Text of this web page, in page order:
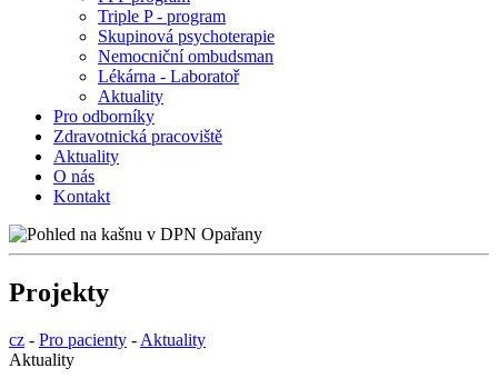
Triple P - program
Skupinová psychoterapie
Nemocniční ombudsman
Lékárna - Laboratoř
Aktuality
Pro odborníky
Zdravotnická pracoviště
Aktuality
O nás
Kontakt
Projekty
cz - Pro pacienty - Aktuality
Aktuality